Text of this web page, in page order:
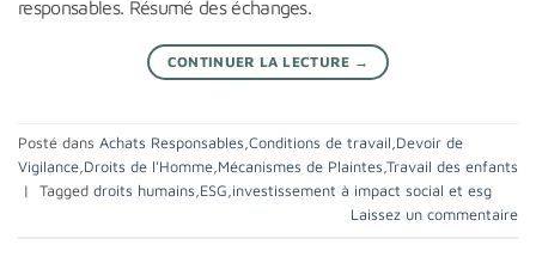
responsables. Résumé des échanges.
CONTINUER LA LECTURE →
Posté dans Achats Responsables,Conditions de travail,Devoir de
Vigilance,Droits de l'Homme,Mécanismes de Plaintes,Travail des enfants
|
Tagged droits humains,ESG,investissement à impact social et esg
Laissez un commentaire